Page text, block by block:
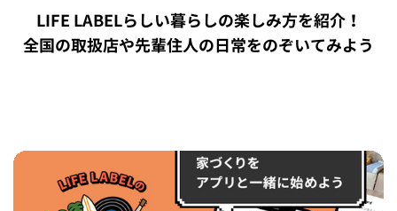
LIFE LABELらしい暮らしの楽しみ方を紹介！
全国の取扱店や先輩住人の日常をのぞいてみよう